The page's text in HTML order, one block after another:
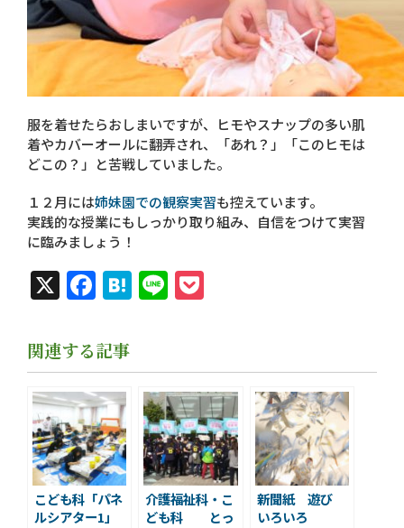
服を着せたらおしまいですが、ヒモやスナップの多い肌
着やカバーオールに翻弄され、「あれ？」「このヒモは
どこの？」と苦戦していました。
１２月には姉妹園での観察実習も控えています。
実践的な授業にもしっかり取り組み、自信をつけて実習
に臨みましょう！
X Facebook
Hatena
Line
関連する記事
こども科「パネ
ルシアター1」
介護福祉科・こ
ども科 とっ
新聞紙 遊び
いろいろ